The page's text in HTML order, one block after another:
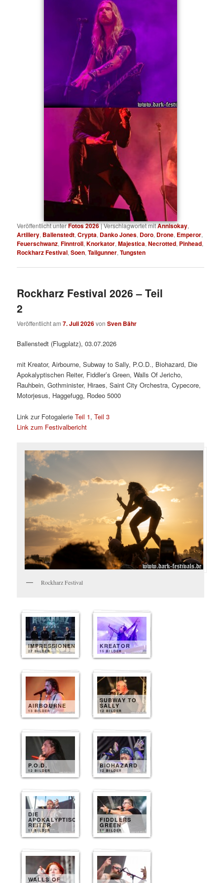
Veröffentlicht unterFotos 2026|Verschlagwortet mitAnnisokay,
Artillery, Ballenstedt,Crypta, Danko Jones, Doro, Drone, Emperor,
Feuerschwanz,Finntroll,Knorkator,Majestica,Necrotted, Pinhead,
Rockharz Festival,Soen,Tailgunner,Tungsten
Rockharz Festival 2026 – Teil
2
Veröffentlicht am7. Juli 2026vonSven Bähr
Ballenstedt (Flugplatz), 03.07.2026
mit Kreator, Airbourne, Subway to Sally, P.O.D., Biohazard, Die
Apokalyptischen Reiter, Fiddler’s Green, Walls Of Jericho,
Rauhbein, Gothminister, Hiraes, Saint City Orchestra, Cypecore,
Motorjesus, Haggefugg, Rodeo 5000
Link zur FotogalerieTeil 1,Teil 3
Link zum Festivalbericht
Rockharz Festival
IMPRESSIONEN
27 BILDER
KREATOR
15 BILDER
AIRBOURNE
13 BILDER
SUBWAY TO
SALLY
12 BILDER
P.O.D.
12 BILDER
BIOHAZARD
12 BILDER
DIE
APOKALYPTISCHEN
REITER
11 BILDER
FIDDLERS
GREEN
11 BILDER
WALLS OF